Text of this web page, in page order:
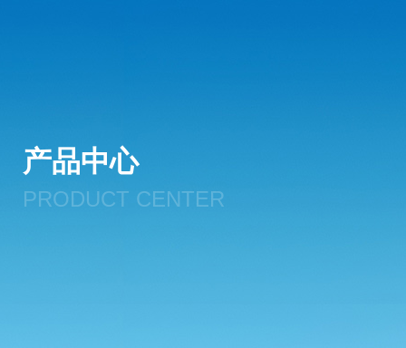
产品中心
PRODUCT CENTER